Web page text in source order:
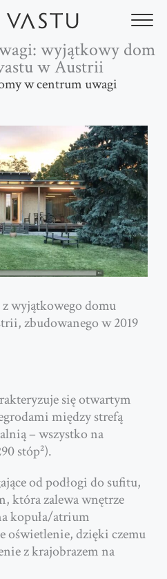
wyjątkowy dom
w Austrii
w centrum uwagi
wyjątkowego domu
zbudowanego w 2019
się otwartym
między strefą
– wszystko na
stóp²).
od podłogi do sufitu,
która zalewa wnętrze
kopuła/atrium
oświetlenie, dzięki czemu
z krajobrazem na